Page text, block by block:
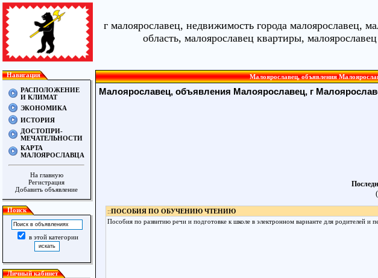
г малоярославец, недвижимость города малоярославец,
область, малоярославец квартиры, малоярославец
Навигация
РАСПОЛОЖЕНИЕ
И КЛИМАТ
ЭКОНОМИКА
ИСТОРИЯ
ДОСТОПРИ-
МЕЧАТЕЛЬНОСТИ
КАРТА
МАЛОЯРОСЛАВЦА
На главную
Регистрация
Добавить объявление
Поиск
в этой категории
Личный кабинет
Малоярославец, объявления
Малоярославец, объявления Малоярославец, г
::ПОСОБИЯ ПО ОБУЧЕНИЮ ЧТЕНИЮ
Пособия по развитию речи и подготовке к школе в электронном варианте для родителей и